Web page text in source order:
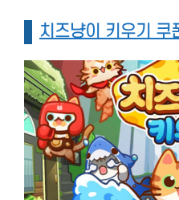
치즈냥이 키우기 쿠